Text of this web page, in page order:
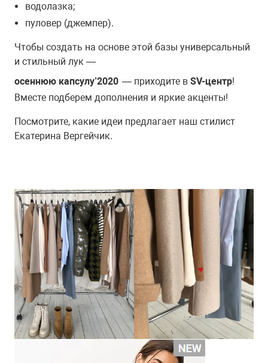
водолазка;
пуловер (джемпер).
Чтобы создать на основе этой базы универсальный
и стильный лук —
осеннюю капсулу’2020 — приходите в SV-центр!
Вместе подберем дополнения и яркие акценты!
Посмотрите, какие идеи предлагает наш стилист
Екатерина Вергейчик.